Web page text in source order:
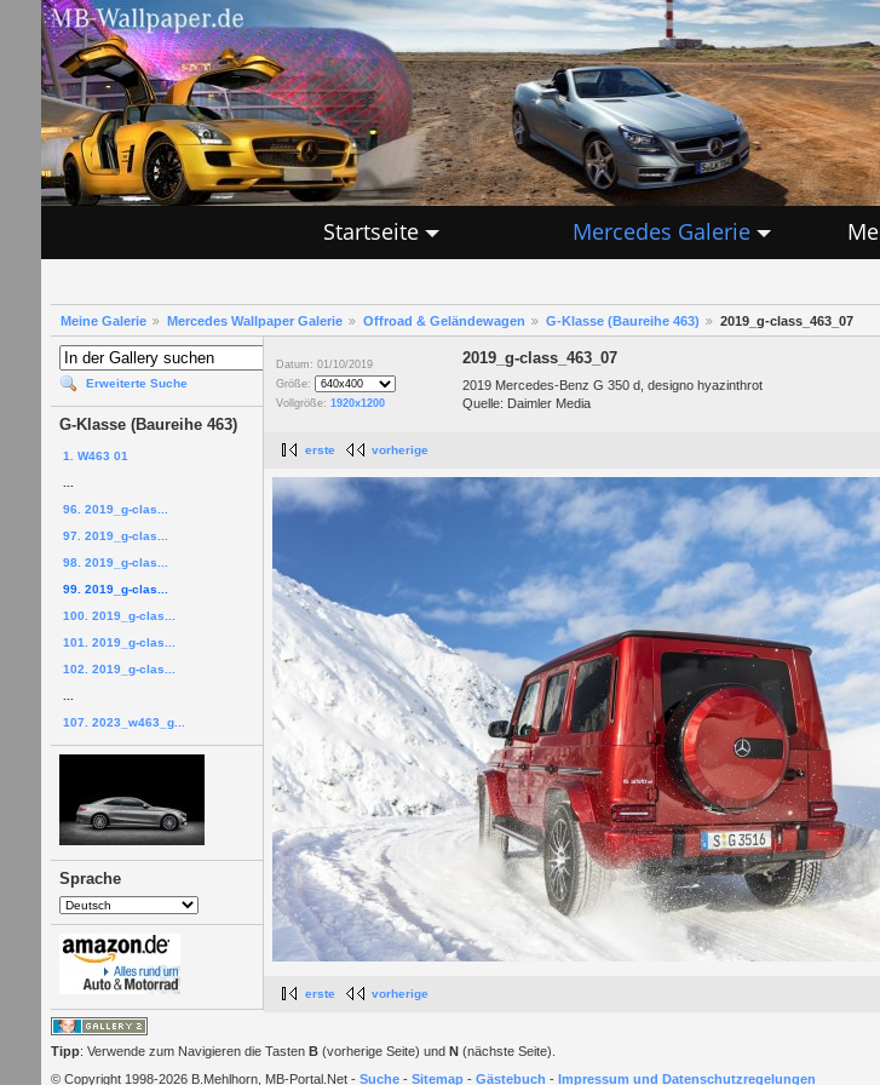
Startseite Mercedes Galerie
Meine Galerie Mercedes Wallpaper Galerie Offroad & Geländewagen G-Klasse (Baureihe 463) 2019_g-class_463_07
Erweiterte Suche
G-Klasse (Baureihe 463)
1. W463 01
96. 2019_g-clas...
97. 2019_g-clas...
98. 2019_g-clas...
99. 2019_g-clas...
100. 2019_g-clas...
101. 2019_g-clas...
102. 2019_g-clas...
107. 2023_w463_g...
Sprache
Datum: 01/10/2019
Größe:
Vollgröße: 1920x1200
2019_g-class_463_07
2019 Mercedes-Benz G 350 d, designo hyazinthrot
Quelle: Daimler Media
erste vorherige
erste vorherige
Tipp: Verwende zum Navigieren die Tasten B(vorherige Seite) und N(nächste Seite).
© Copyright 1998-2026 B.Mehlhorn, MB-Portal.Net - Suche- Sitemap- Gästebuch - Impressum und Datenschutzregelungen